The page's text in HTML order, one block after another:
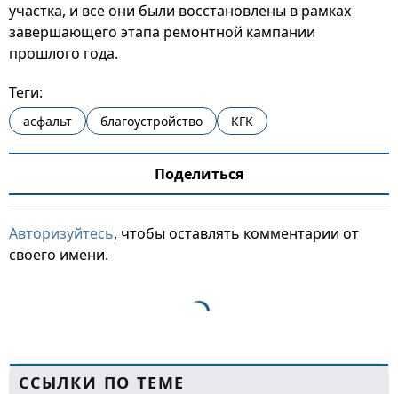
участка, и все они были восстановлены в рамках
завершающего этапа ремонтной кампании
прошлого года.
Теги:
асфальт благоустройство КГК
Поделиться
Авторизуйтесь, чтобы оставлять комментарии от
своего имени.
ССЫЛКИ ПО ТЕМЕ